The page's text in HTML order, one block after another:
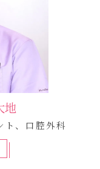
地
ト、口腔外科